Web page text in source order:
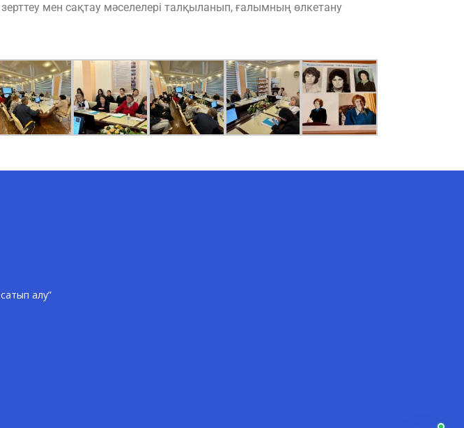
мен сақтау мәселелері талқыланып, ғалымның өлкетану
алу”
Amanzholov University көмекшісі